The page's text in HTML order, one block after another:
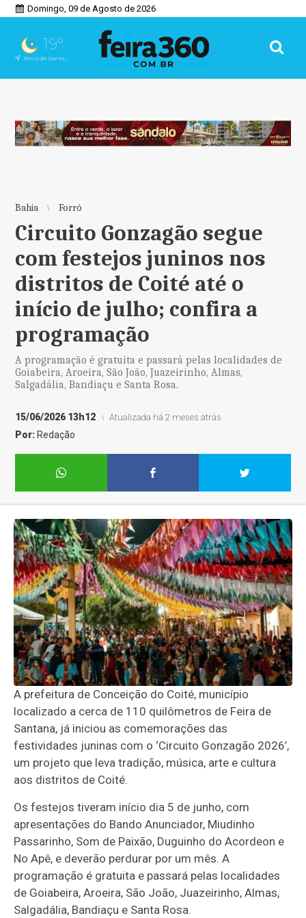
Domingo, 09 de Agosto de 2026
19°
Feira de Santana, BA
Bahia Forró
Circuito Gonzagão segue
com festejos juninos nos
distritos de Coité até o
início de julho; confira a
programação
A programação é gratuita e passará pelas localidades de
Goiabeira, Aroeira, São João, Juazeirinho, Almas,
Salgadália, Bandiaçu e Santa Rosa.
15/06/2026 13h12 Atualizada há 2 meses atrás
Por: Redação
A prefeitura de Conceição do Coité, município
localizado a cerca de 110 quilômetros de Feira de
Santana, já iniciou as comemorações das
festividades juninas com o ‘Circuito Gonzagão 2026’,
um projeto que leva tradição, música, arte e cultura
aos distritos de Coité.
Os festejos tiveram início dia 5 de junho, com
apresentações do Bando Anunciador, Miudinho
Passarinho, Som de Paixão, Duguinho do Acordeon e
No Apê, e deverão perdurar por um mês. A
programação é gratuita e passará pelas localidades
de Goiabeira, Aroeira, São João, Juazeirinho, Almas,
Salgadália, Bandiaçu e Santa Rosa.